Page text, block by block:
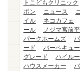
トこどもクリニック
ポン
ニュース
イル
ネコカフェ
ール
ノジマ宮前
パークホームズ
ード
バーベキュー
グレード
ハイル
ハウスメーカー